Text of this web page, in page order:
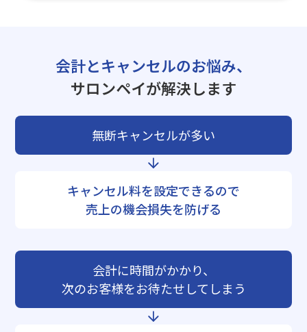
会計とキャンセルのお悩み、
サロンペイが解決します
無断キャンセルが多い
キャンセル料を設定できるので
売上の機会損失を防げる
会計に時間がかかり、
次のお客様をお待たせしてしまう